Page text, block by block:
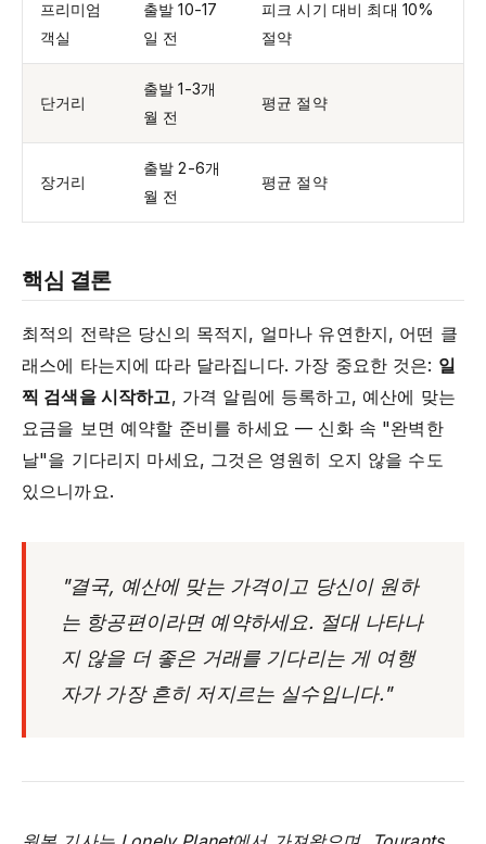
프리미엄
객실
출발 10-17
일 전
피크 시기 대비 최대 10%
절약
단거리
출발 1-3개
월 전
평균 절약
장거리
출발 2-6개
월 전
평균 절약
핵심 결론
최적의 전략은 당신의 목적지, 얼마나 유연한지, 어떤 클
래스에 타는지에 따라 달라집니다. 가장 중요한 것은: 일
찍 검색을 시작하고, 가격 알림에 등록하고, 예산에 맞는
요금을 보면 예약할 준비를 하세요 — 신화 속 "완벽한
날"을 기다리지 마세요, 그것은 영원히 오지 않을 수도
있으니까요.
"결국, 예산에 맞는 가격이고 당신이 원하
는 항공편이라면 예약하세요. 절대 나타나
지 않을 더 좋은 거래를 기다리는 게 여행
자가 가장 흔히 저지르는 실수입니다."